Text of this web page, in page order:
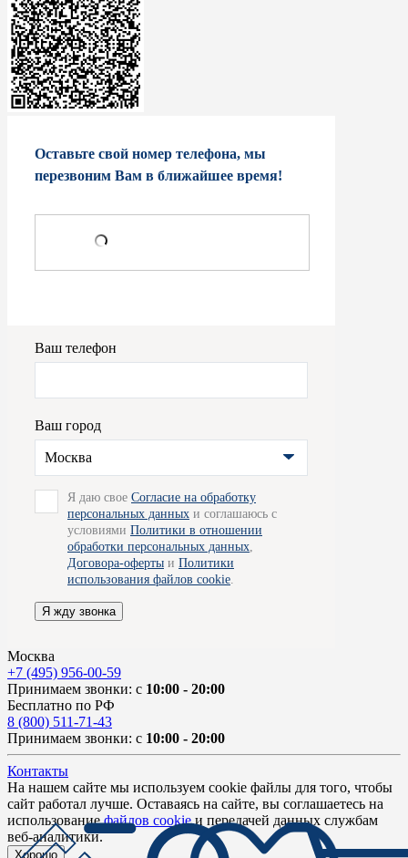
Оставьте свой номер телефона, мы
перезвоним Вам в ближайшее время!
Ваш телефон
Ваш город
Москва
Я даю свое Согласие на обработку
персональных данных и соглашаюсь с
условиями Политики в отношении
обработки персональных данных
Договора-оферты и Политики
использования файлов cookie
Я жду звонка
Москва
+7 (495) 956-00-59
Принимаем звонки: с 10:00 - 20:00
Бесплатно по РФ
8 (800) 511-71-43
Принимаем звонки: с 10:00 - 20:00
Контакты
На нашем сайте мы используем cookie файлы для того, чтобы
сайт работал лучше. Оставаясь на сайте, вы соглашаетесь на
использованиефайлов cookieи передачей данных службам
веб-аналитики.
Хорошо